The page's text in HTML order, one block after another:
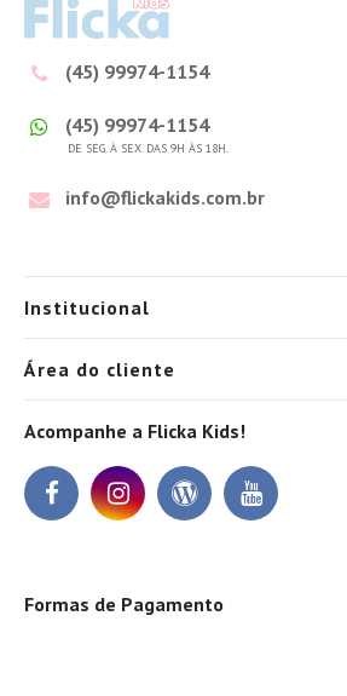
(45) 99974-1154
(45) 99974-1154
DE SEG. À SEX. DAS 9H ÀS 18H.
info@flickakids.com.br
Institucional
Área do cliente
Acompanhe a Flicka Kids!
Formas de Pagamento